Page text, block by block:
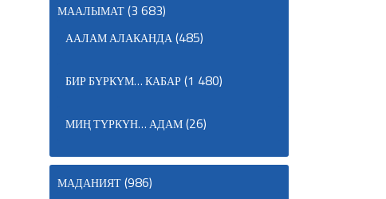
МААЛЫМАТ(3 683)
ААЛАМ АЛАКАНДА(485)
БИР БҮРКҮМ… КАБАР(1 480)
МИҢ ТҮРКҮН… АДАМ(26)
МАДАНИЯТ(986)